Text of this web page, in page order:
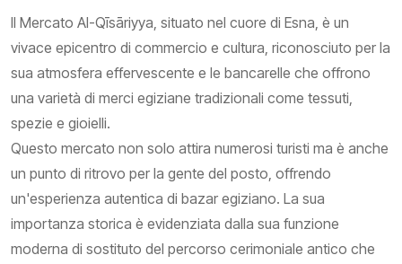
Il Mercato Al-Qīsāriyya, situato nel cuore di Esna, è un
vivace epicentro di commercio e cultura, riconosciuto per la
sua atmosfera effervescente e le bancarelle che offrono
una varietà di merci egiziane tradizionali come tessuti,
spezie e gioielli.
Questo mercato non solo attira numerosi turisti ma è anche
un punto di ritrovo per la gente del posto, offrendo
un'esperienza autentica di bazar egiziano. La sua
importanza storica è evidenziata dalla sua funzione
moderna di sostituto del percorso cerimoniale antico che